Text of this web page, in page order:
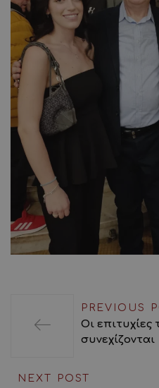
PREVIOUS
Οι επιτυχίες
συνεχίζονται
NEXT POST